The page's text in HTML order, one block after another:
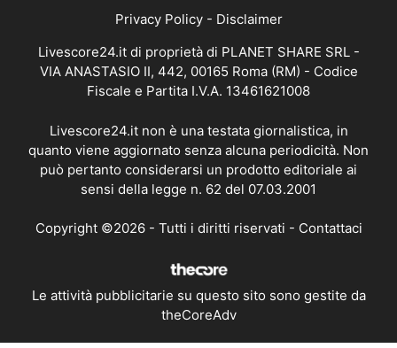
Privacy Policy- Disclaimer
Livescore24.it di proprietà di PLANET SHARE SRL -
VIA ANASTASIO II, 442, 00165 Roma (RM) - Codice
Fiscale e Partita I.V.A. 13461621008
Livescore24.it non è una testata giornalistica, in
quanto viene aggiornato senza alcuna periodicità. Non
può pertanto considerarsi un prodotto editoriale ai
sensi della legge n. 62 del 07.03.2001
Copyright ©2026 - Tutti i diritti riservati - Contattaci
Le attività pubblicitarie su questo sito sono gestite da
theCoreAdv